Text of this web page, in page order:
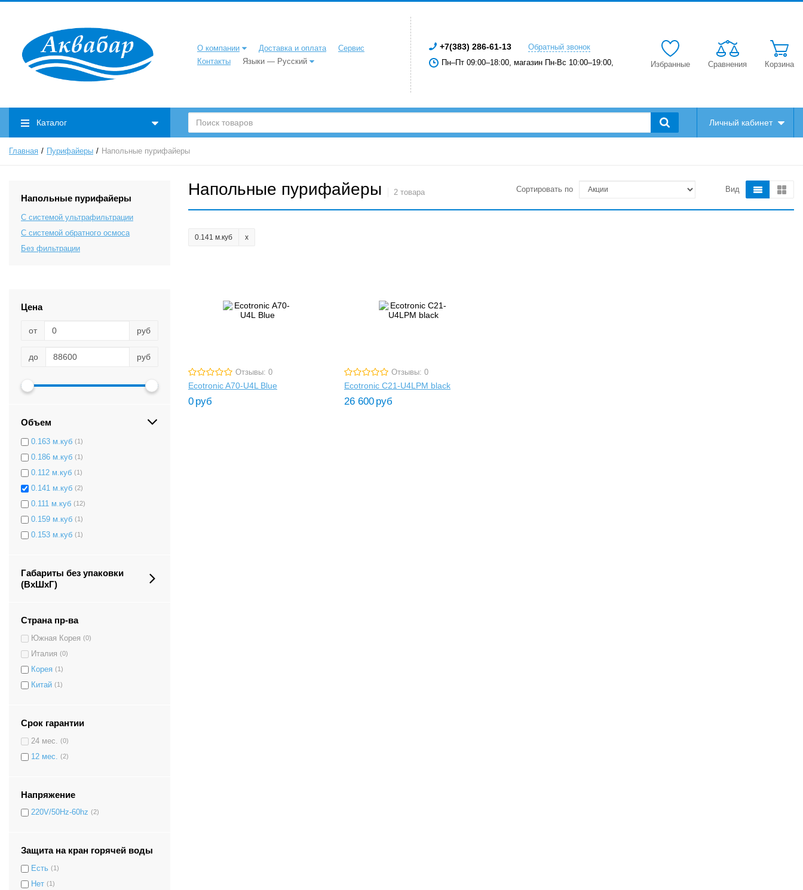
О компании Доставка и оплата
Сервис
Контакты
Языки — Русский
+7(383) 286-61-13
Обратный звонок
Пн–Пт 09:00–18:00, магазин Пн-Вс 10:00–19:00,
Избранные Сравнения Корзина
Каталог Личный кабинет
Главная Пурифайеры Напольные пурифайеры
Напольные пурифайеры
С системой ультрафильтрации
С системой обратного осмоса
Без фильтрации
Цена
от руб
до руб
Объем
0,12301 м. куб
0.195 м.куб (1)
нет данных
0.239 м.куб
0.244 м.куб
0.405 м.куб
0.145 м.куб
0.163 м.куб (1)
0.186 м.куб (1)
0.112 м.куб (1)
0.141 м.куб (2)
0.111 м.куб (12)
0.159 м.куб (1)
0.153 м.куб (1)
Габариты без упаковки
(ВxШxГ)
Страна пр-ва
Южная Корея (0)
Италия (0)
Корея (1)
Китай (1)
Срок гарантии
24 мес. (0)
12 мес. (2)
Напряжение
220V/50Hz-60hz (2)
Защита на кран горячей воды
Есть (1)
Нет (1)
Напольные пурифайеры 2 товара Сортировать по Вид
0.141 м.куб
Отзывы: 0
Ecotronic A70-U4L Blue
0 руб
Отзывы: 0
Ecotronic C21-U4LPM black
26 600 руб